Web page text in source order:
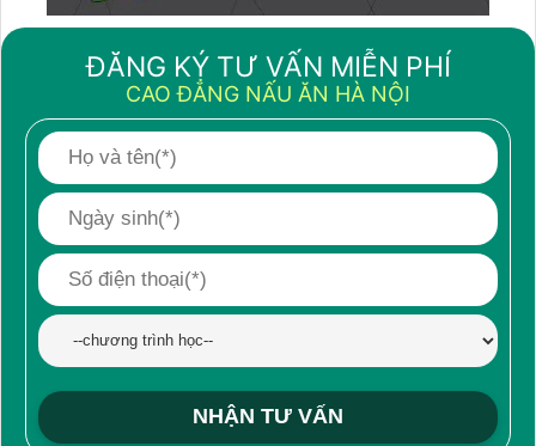
ĐĂNG KÝ TƯ VẤN MIỄN PHÍ
CAO ĐẲNG NẤU ĂN HÀ NỘI